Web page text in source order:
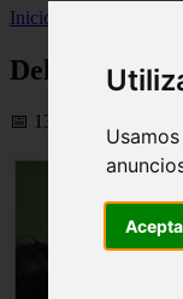
Inicio
Delirium
📅 13/02/2026